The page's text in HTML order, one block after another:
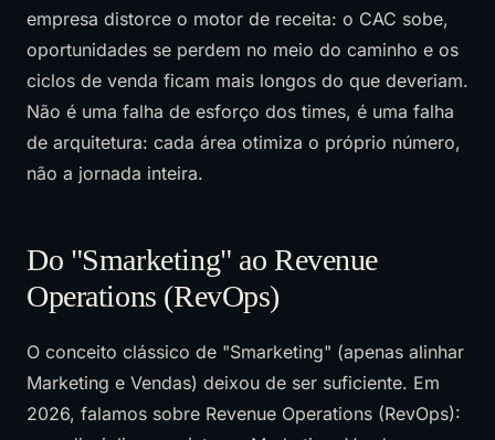
empresa distorce o motor de receita: o CAC sobe,
oportunidades se perdem no meio do caminho e os
ciclos de venda ficam mais longos do que deveriam.
Não é uma falha de esforço dos times, é uma falha
de arquitetura: cada área otimiza o próprio número,
não a jornada inteira.
Do "Smarketing" ao Revenue
Operations (RevOps)
O conceito clássico de "Smarketing" (apenas alinhar
Marketing e Vendas) deixou de ser suficiente. Em
2026, falamos sobre Revenue Operations (RevOps):